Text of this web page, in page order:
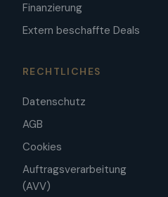
Finanzierung
Extern beschaffte Deals
RECHTLICHES
Datenschutz
AGB
Cookies
Auftragsverarbeitung
(AVV)